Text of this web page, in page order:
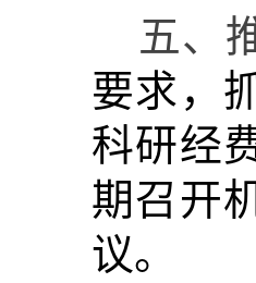
五、
要求，
科研经
期召开
议。